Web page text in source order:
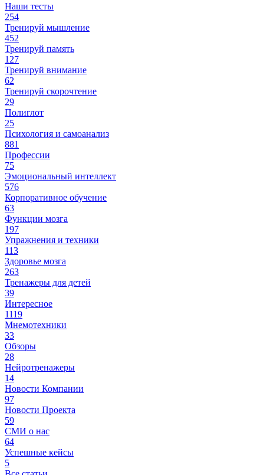
Наши тесты
254
Тренируй мышление
452
Тренируй память
127
Тренируй внимание
62
Тренируй скорочтение
29
Полиглот
25
Психология и самоанализ
881
Профессии
75
Эмоциональный интеллект
576
Корпоративное обучение
63
Функции мозга
197
Упражнения и техники
113
Здоровье мозга
263
Тренажеры для детей
39
Интересное
1119
Мнемотехники
33
Обзоры
28
Нейротренажеры
14
Новости Компании
97
Новости Проекта
59
СМИ о нас
64
Успешные кейсы
5